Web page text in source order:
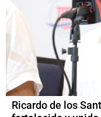
Ricardo de los